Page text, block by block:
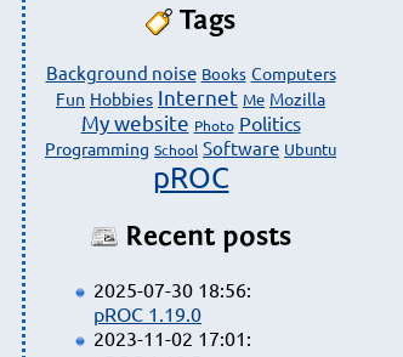
Tags
Background noise Books Computers
Fun Hobbies Internet Me Mozilla
My website Photo Politics
Programming School Software Ubuntu
pROC
Recent posts
2025-07-30 18:56:
pROC 1.19.0
2023-11-02 17:01: